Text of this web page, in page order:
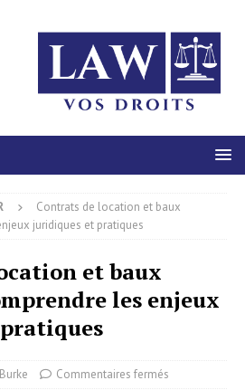
Contrats de location et baux
juridiques et pratiques
et baux
les enjeux
Commentaires fermés